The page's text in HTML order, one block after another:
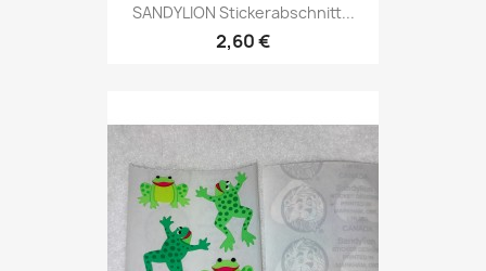
SANDYLION Stickerabschnitt...
2,60 €